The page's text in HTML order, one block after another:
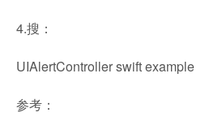
4.搜：
UIAlertController swift example
参考：